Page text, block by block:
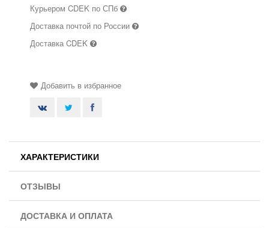
Курьером CDEK по СПб
Доставка почтой по России
Доставка CDEK
Добавить в избранное
ХАРАКТЕРИСТИКИ
ОТЗЫВЫ
ДОСТАВКА И ОПЛАТА